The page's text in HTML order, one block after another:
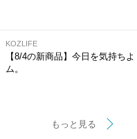
KOZLIFE
【8/4の新商品】今日を気持ち
ム。
もっと見る